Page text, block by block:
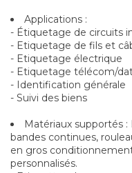
Applications :
- Étiquetage de circuits
- Etiquetage de fils et
- Etiquetage électrique
- Etiquetage télécom/
- Identification générale
- Suivi des biens
Matériaux supportés
bandes continues,
en gros
personnalisés.